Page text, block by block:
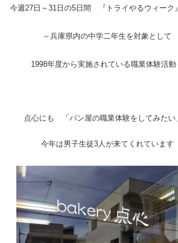
今週27日～31日の5日間 『トライやるウィー
～兵庫県内の中学二年生を対象として
1998年度から実施されている職業体験活動
点心にも 「パン屋の職業体験をしてみたい
今年は男子生徒3人が来てくれています